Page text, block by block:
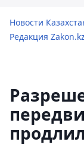
Новости
Редакция Zakon.kz